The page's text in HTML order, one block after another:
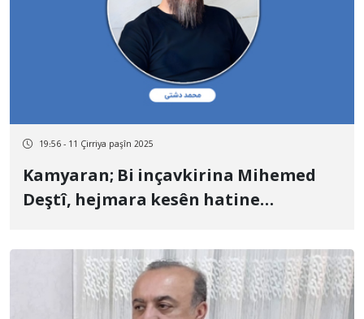
19:56 - 11 Çirriya paşîn 2025
Kamyaran; Bi inçavkirina Mihemed
Deştî, hejmara kesên hatine